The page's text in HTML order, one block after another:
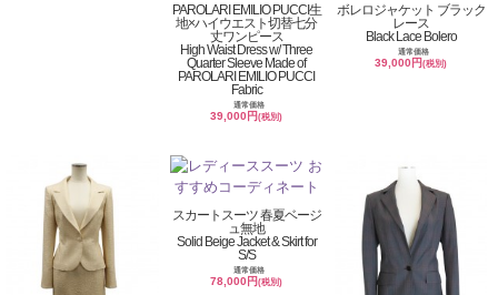
PAROLARI EMILIO PUCCI生
地×ハイウエスト切替七分
丈ワンピース
High Waist Dress w/ Three
Quarter Sleeve Made of
PAROLARI EMILIO PUCCI
Fabric
通常価格
39,000円(税別)
ボレロジャケット ブラック
レース
Black Lace Bolero
通常価格
39,000円(税別)
スカートスーツ 春夏ベージ
ュ無地
Solid Beige Jacket & Skirt for
S/S
通常価格
78,000円(税別)